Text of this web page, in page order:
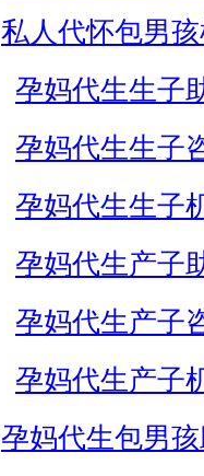
私人代怀包男
孕妈代生生子
孕妈代生生子
孕妈代生生子
孕妈代生产子
孕妈代生产子
孕妈代生产子
孕妈代生包男